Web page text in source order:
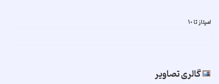
امیتاز تا ۱۰
گالری تصاویر